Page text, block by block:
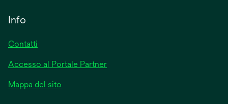
Info
Contatti
Accesso al Portale Partner
Mappa del sito